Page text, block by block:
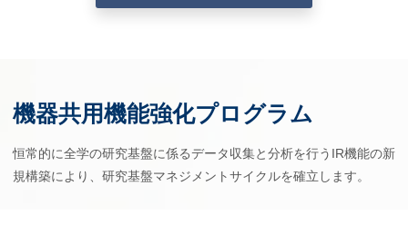
機器共用機能強化プログラム
恒常的に全学の研究基盤に係るデータ収集と分析を行うIR機能の新
規構築により、研究基盤マネジメントサイクルを確立します。